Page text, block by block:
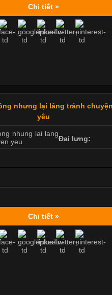
Chi tiết »
nhưng lại lảng tránh chuyện
yêu
Đai lưng:
Chi tiết »